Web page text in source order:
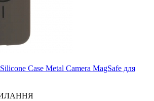
Case Metal Camera MagSafe для